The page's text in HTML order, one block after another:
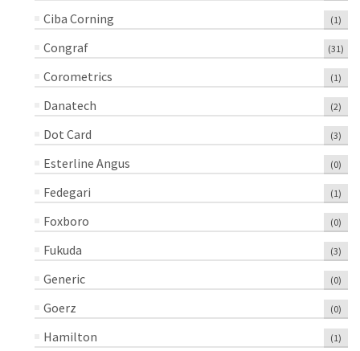
Ciba Corning (1)
Congraf (31)
Corometrics (1)
Danatech (2)
Dot Card (3)
Esterline Angus (0)
Fedegari (1)
Foxboro (0)
Fukuda (3)
Generic (0)
Goerz (0)
Hamilton (1)